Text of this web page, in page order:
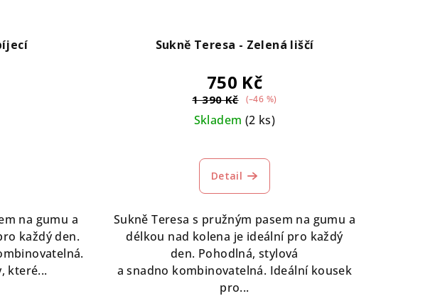
na gumu a
každý den.
které...
Sukně Teresa - Zelená liščí
750 Kč
1 390 Kč (–46 %)
Skladem (2 ks)
hodnocení
produktu
je
5,0
z
5
hvězdiček.
Detail
Sukně Teresa s pružným pasem na gumu a
délkou nad kolena je ideální pro každý
den. Pohodlná, stylová
a snadno kombinovatelná. Ideální kousek
pro...